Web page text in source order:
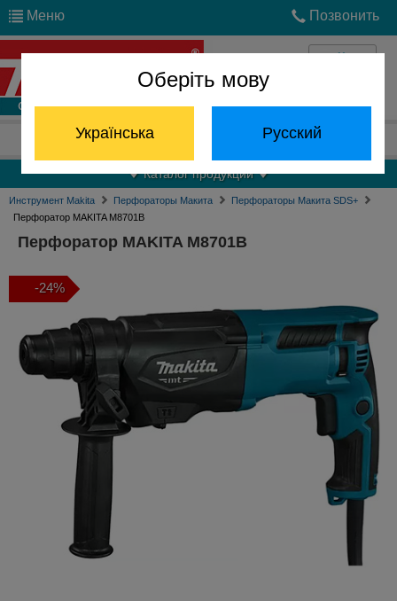
Оберіть мову
Українська Русский
Меню Позвонить
Войти
Отдел запчастей: (068) 824-24-24
Каталог продукции
Инструмент Makita Перфораторы Макита
Перфораторы Макита SDS+
Перфоратор MAKITA M8701B
Перфоратор MAKITA M8701B
-24%